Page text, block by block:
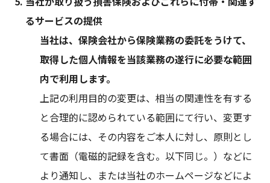
るサービスの提供
当社は、保険会社から保険業務の委託をうけて、
取得した個人情報を当該業務の遂行に必要な範囲
内で利用します。
上記の利用目的の変更は、相当の関連性を有する
と合理的に認められている範囲にて行い、変更す
る場合には、その内容をご本人に対し、原則とし
て書面（電磁的記録を含む。以下同じ。）などに
より通知し、または当社のホームページなどによ